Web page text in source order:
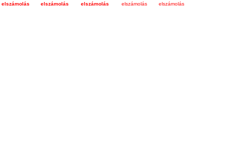
elszámolás elszámolás elszámolás elszámolás elszámolás